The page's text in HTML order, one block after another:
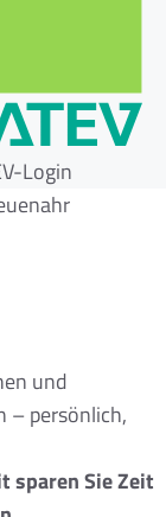
Login
und
– persönlich,
sparen Sie Zeit